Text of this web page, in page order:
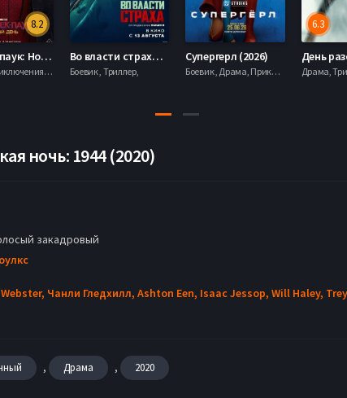
8.2
Человек-паук: Новый день (2026)
Боевик , Приключения, Фантастика, Фэнтези,
Во власти страха (2026)
Боевик , Триллер,
Супергерл (2026)
Боевик , Драма, Приключения, Фантастика,
6.3
ночь: 1944 (2020)
закадровый
Чанли Гледхилл, Ashton Een, Isaac Jessop, Will Haley,
, Драма , 2020